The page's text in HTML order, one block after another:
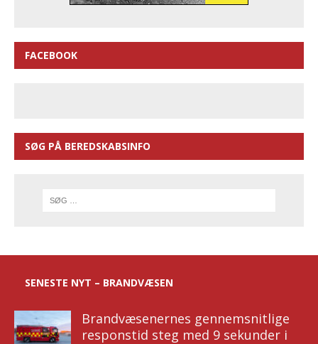
FACEBOOK
SØG PÅ BEREDSKABSINFO
SENESTE NYT – BRANDVÆSEN
Brandvæsenernes gennemsnitlige
responstid steg med 9 sekunder i